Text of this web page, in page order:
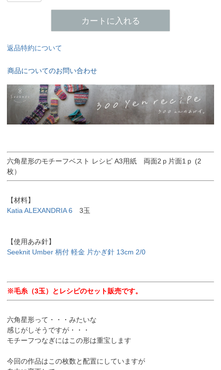
カートに入れる
返品特約について
商品についてのお問い合わせ
六角星形のモチーフベスト レシピ A3用紙 両面2ｐ片面1ｐ (2
枚）
【材料】
Katia ALEXANDRIA 6 3玉
【使用あみ針】
Seeknit Umber 柄付 軽金 片かぎ針 13cm 2/0
※毛糸（3玉）とレシピのセット販売です。
六角星形って・・・みたいな
感じがしそうですが・・・
モチーフつなぎにはこの形は重宝します
今回の作品はこの枚数と配置にしていますが